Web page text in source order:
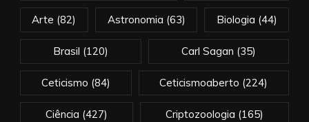
Arte (82) Astronomia (63) Biologia (44)
Brasil (120) Carl Sagan (35)
Ceticismo (84) Ceticismoaberto (224)
Ciência (427) Criptozoologia (165)